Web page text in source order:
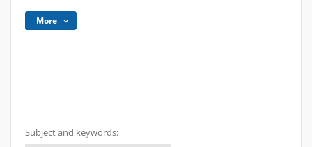
More
Subject and keywords: